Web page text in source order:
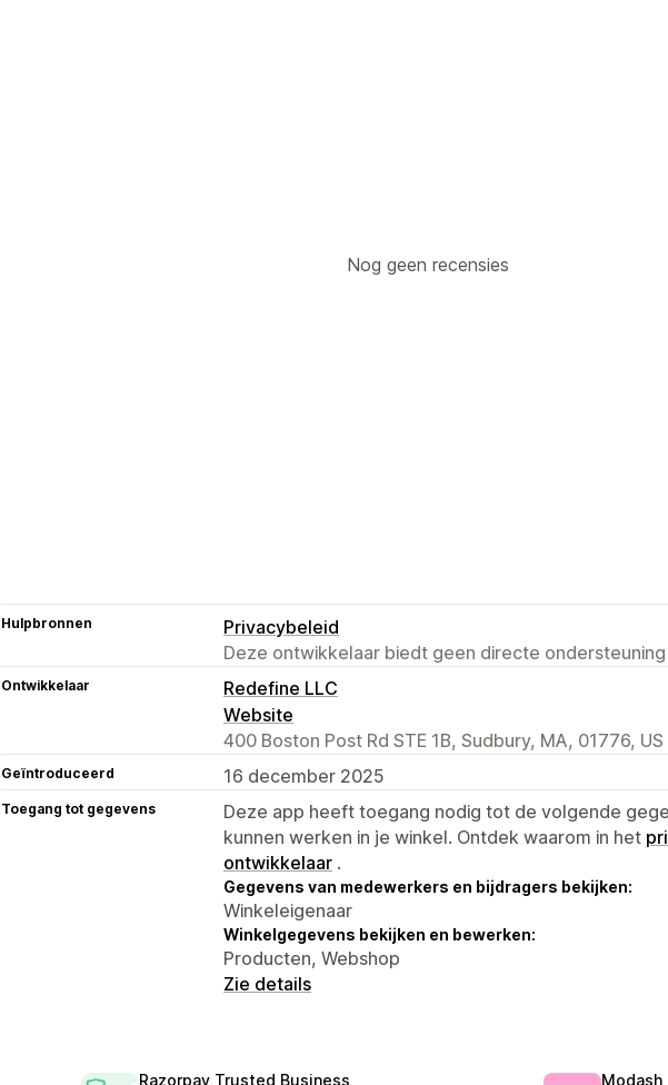
Nog geen recensies
Hulpbronnen
Privacybeleid
Deze ontwikkelaar biedt geen directe
Ontwikkelaar
Redefine LLC
Website
400 Boston Post Rd STE 1B, Sudbury, MA, 01776, US
Geïntroduceerd 16 december 2025
Toegang tot gegevens
Deze app heeft toegang nodig tot de volgende
kunnen werken in je winkel. Ontdek waarom in het
ontwikkelaar .
Gegevens van medewerkers en bijdragers bekijken:
Winkeleigenaar
Winkelgegevens bekijken en bewerken:
Producten, Webshop
Zie details
Razorpay Trusted Business Modash